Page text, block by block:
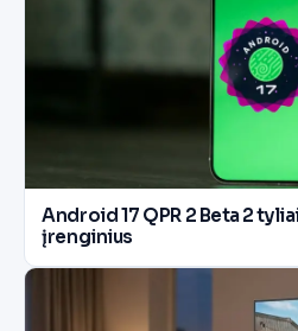
Android 17 QPR 2 Beta 2
įrenginius